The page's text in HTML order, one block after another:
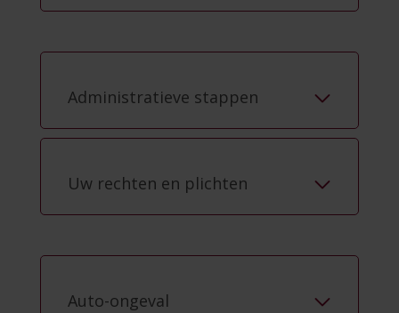
Administratieve stappen
Uw rechten en plichten
Auto-ongeval